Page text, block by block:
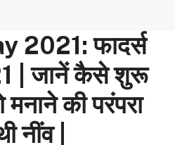
2021: फादर्स
| जानें कैसे शुरू
की परंपरा
नींव |